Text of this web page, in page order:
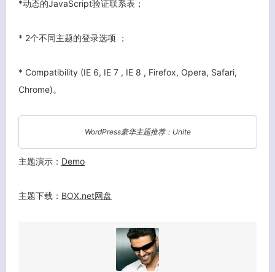
*动态的JavaScript验证联系表；
* 2个不同主题的登录选项 ；
* Compatibility (IE 6, IE 7 , IE 8 , Firefox, Opera, Safari,
Chrome)。
WordPress豪华主题推荐：Unite
主题演示： Demo
主题下载： BOX.net网盘